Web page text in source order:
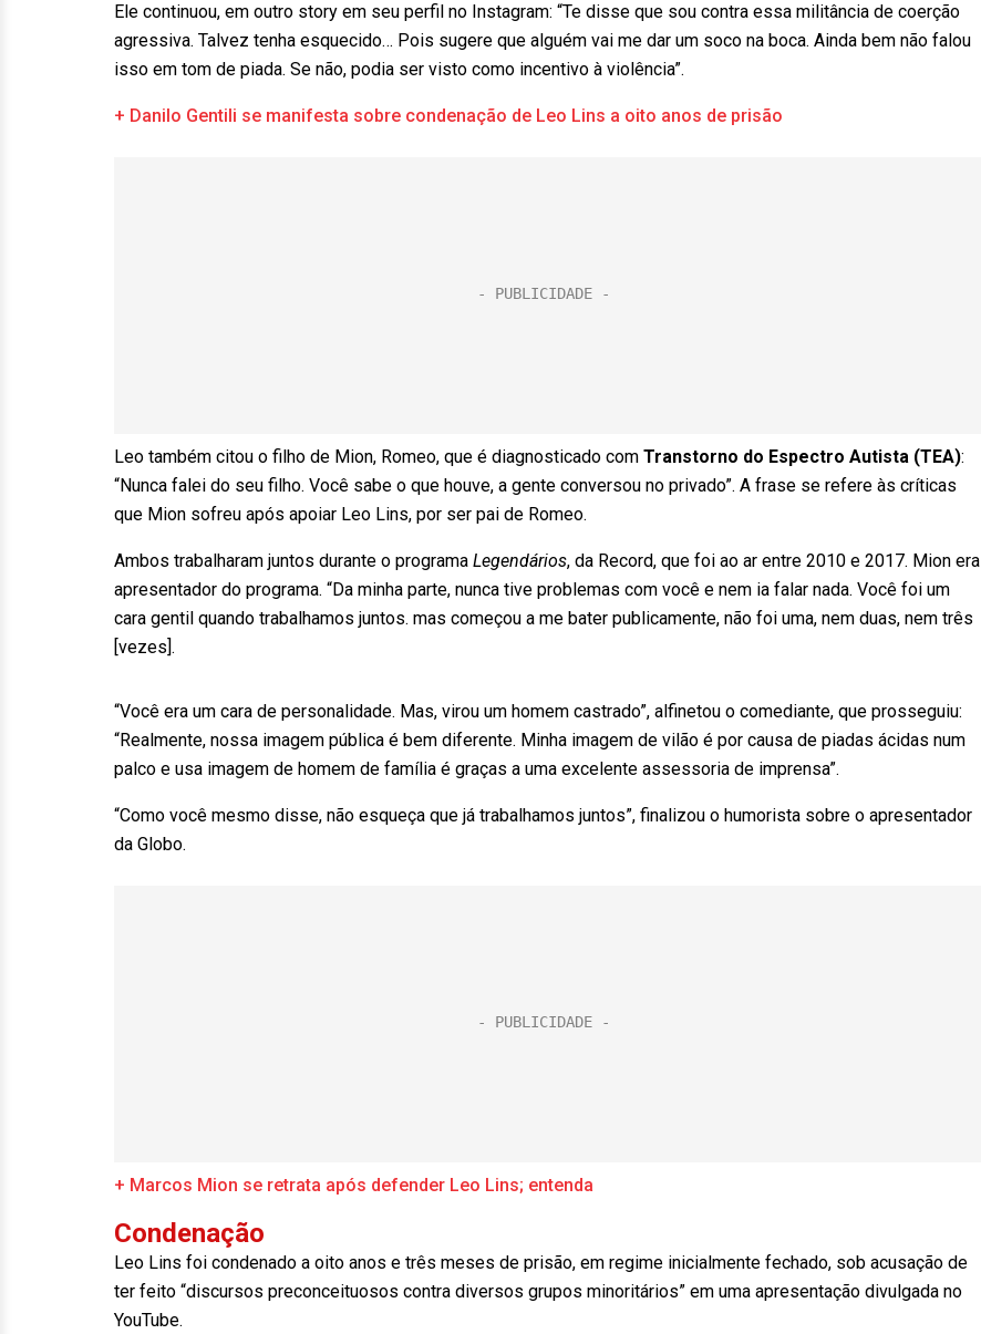
Ele continuou, em outro story em seu perfil no Instagram: “Te disse que sou contra essa militância de coerção
agressiva. Talvez tenha esquecido… Pois sugere que alguém vai me dar um soco na boca. Ainda bem não falou
isso em tom de piada. Se não, podia ser visto como incentivo à violência”.
+ Danilo Gentili se manifesta sobre condenação de Leo Lins a oito anos de prisão
Leo também citou o filho de Mion, Romeo, que é diagnosticado com Transtorno do Espectro Autista (TEA):
“Nunca falei do seu filho. Você sabe o que houve, a gente conversou no privado”. A frase se refere às críticas
que Mion sofreu após apoiar Leo Lins, por ser pai de Romeo.
Ambos trabalharam juntos durante o programa Legendários, da Record, que foi ao ar entre 2010 e 2017. Mion era
apresentador do programa. “Da minha parte, nunca tive problemas com você e nem ia falar nada. Você foi um
cara gentil quando trabalhamos juntos. mas começou a me bater publicamente, não foi uma, nem duas, nem três
[vezes].
“Você era um cara de personalidade. Mas, virou um homem castrado”, alfinetou o comediante, que prosseguiu:
“Realmente, nossa imagem pública é bem diferente. Minha imagem de vilão é por causa de piadas ácidas num
palco e usa imagem de homem de família é graças a uma excelente assessoria de imprensa”.
“Como você mesmo disse, não esqueça que já trabalhamos juntos”, finalizou o humorista sobre o apresentador
da Globo.
+ Marcos Mion se retrata após defender Leo Lins; entenda
Condenação
Leo Lins foi condenado a oito anos e três meses de prisão, em regime inicialmente fechado, sob acusação de
ter feito “discursos preconceituosos contra diversos grupos minoritários” em uma apresentação divulgada no
YouTube.